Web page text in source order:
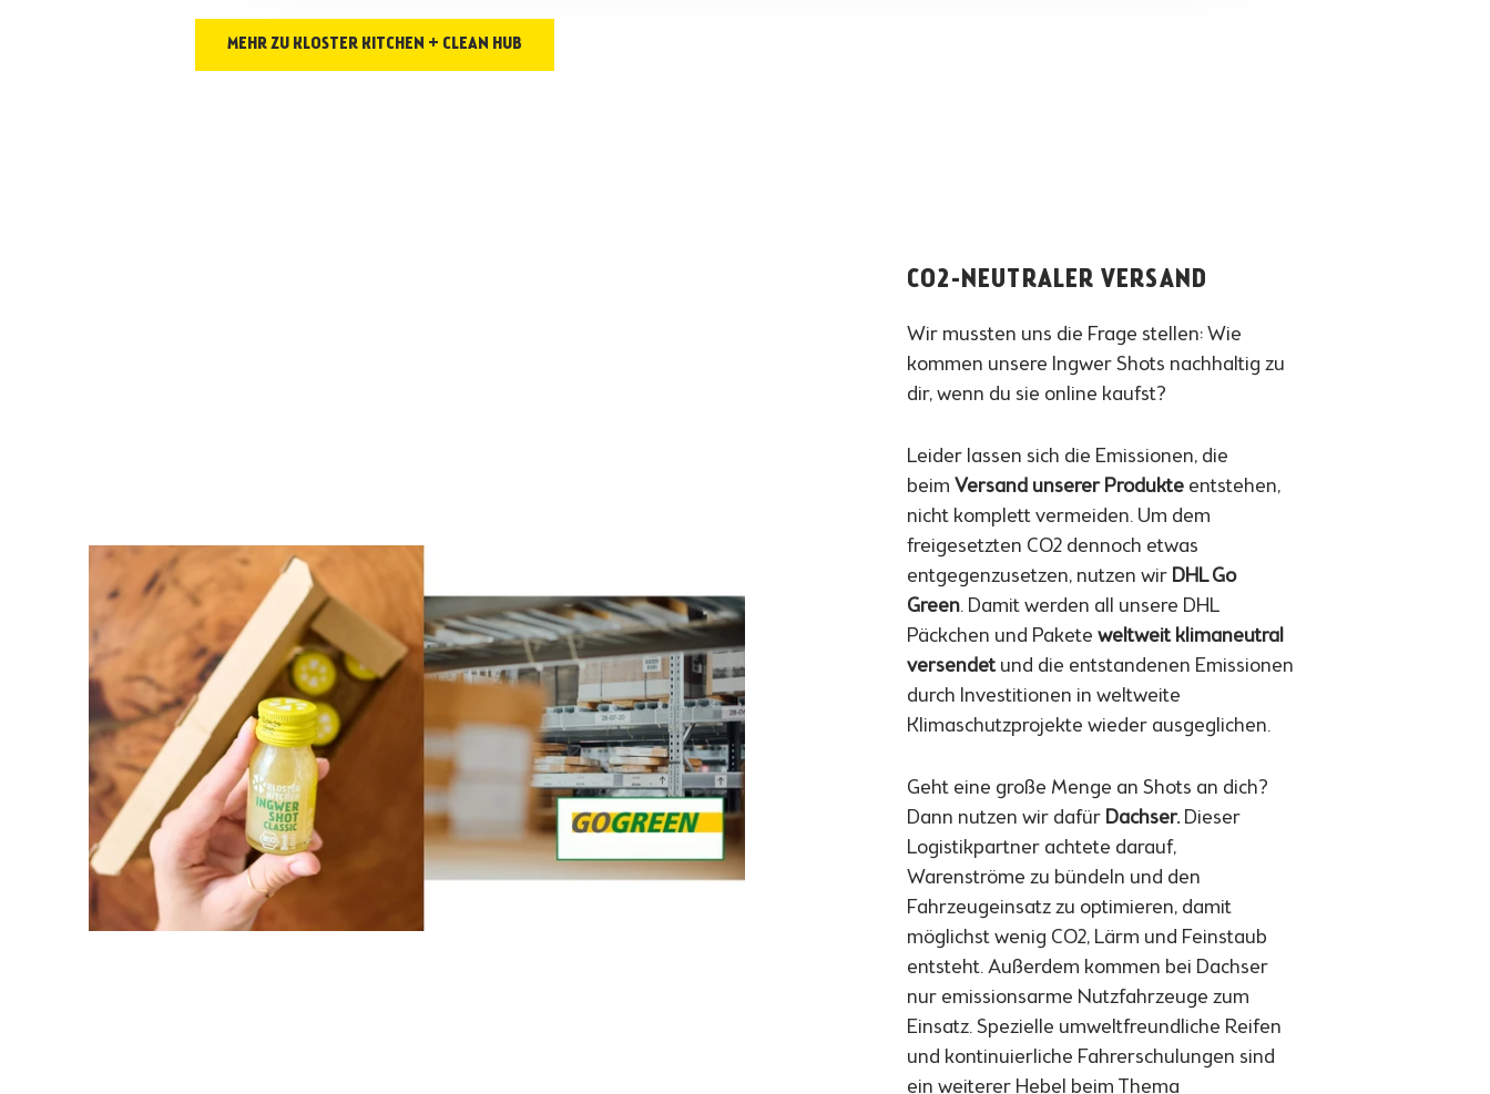
MEHR ZU KLOSTER KITCHEN + CLEAN HUB
CO2-NEUTRALER VERSAND
Wir mussten uns die Frage stellen: Wie
kommen unsere Ingwer Shots nachhaltig zu
dir, wenn du sie online kaufst?
Leider lassen sich die Emissionen, die
beim Versand unserer Produkte entstehen,
nicht komplett vermeiden. Um dem
freigesetzten CO2 dennoch etwas
entgegenzusetzen, nutzen wir DHL Go
Green. Damit werden all unsere DHL
Päckchen und Pakete weltweit klimaneutral
versendetund die entstandenen Emissionen
durch Investitionen in weltweite
Klimaschutzprojekte wieder ausgeglichen.
Geht eine große Menge an Shots an dich?
Dann nutzen wir dafür Dachser. Dieser
Logistikpartner achtete darauf,
Warenströme zu bündeln und den
Fahrzeugeinsatz zu optimieren, damit
möglichst wenig CO2, Lärm und Feinstaub
entsteht. Außerdem kommen bei Dachser
nur emissionsarme Nutzfahrzeuge zum
Einsatz. Spezielle umweltfreundliche Reifen
und kontinuierliche Fahrerschulungen sind
ein weiterer Hebel beim Thema